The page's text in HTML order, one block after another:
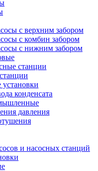
с верхним забором
с комбин забором
с нижним забором
станции
конденсата
давления
и насосных станций